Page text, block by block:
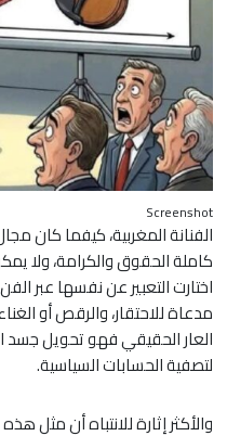
Screenshot
الفنانة المغربية، كيفما كان
كاملة الحقوق والكرامة، ولا
اختارت التعبير عن نفسها عبر
مدعاة للاحتقار، والرقص أو
العار الحقيقي فهو تحويل جسد
لتصفية الحسابات السياسية.
والأكثر إثارة للانتباه أن مثل